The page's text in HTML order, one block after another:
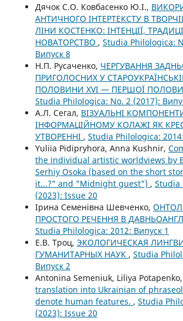
Дячок С.О. Ковбасенко Ю.І.,
АНТИЧНОГО ІНТЕPТЕКСТУ В
ЛІНИ КОСТЕНКО: ІНТЕНЦІЇ,
НОВАТОРСТВО , Studia Philologica:
Випуск 8
Н.П. Русаченко, ЧЕРГУВАННЯ
ПРИГОЛОСНИХ У
ПОЛОВИНИ ХVІ — ПЕРШОЇ
Studia Philologica: No. 2 (2017):
А.Л. Сегал, ВІЗУАЛЬНІ
ІНФОРМАЦІЙНОМУ КОЛАЖІ ЯК
УТВОРЕННІ , Studia Philologica:
Yuliia Pidipryhora, Anna Kushnir,
the individual artistic worldviews by
Serhiy Osoka (based on the short
it...?" and "Midnight guest") , Studia
(2023): Issue 20
Ірина Семенівна Шевченко,
ПРОСТОГО РЕЧЕННЯ В
Studia Philologica: 2012: Випуск 1
Е.В. Троц, ЭКОЛОГИЧЕСКАЯ
ГУМАНИТАРНЫХ НАУК , Studia
Випуск 2
Antonina Semeniuk, Liliya Potapenko,
translation into Ukrainian of
denote human features. , Studia
(2023): Issue 20